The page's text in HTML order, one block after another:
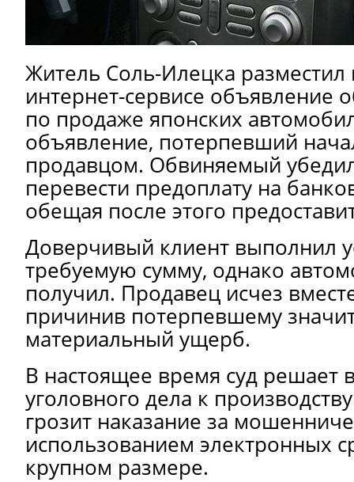
Житель Соль-Илецка
интернет-сервисе объявление
по продаже японских
объявление, потерпевший
продавцом. Обвиняемый
перевести предоплату на
обещая после этого
Доверчивый клиент выполнил
требуемую сумму, однако
получил. Продавец исчез
причинив потерпевшему
материальный ущерб.
В настоящее время суд решает
уголовного дела к
грозит наказание за
использованием электронных
крупном размере.